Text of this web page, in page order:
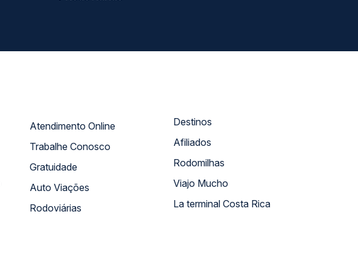
Atendimento Online
Trabalhe Conosco
Gratuidade
Auto Viações
Rodoviárias
Destinos
Afiliados
Rodomilhas
Viajo Mucho
La terminal Costa Rica